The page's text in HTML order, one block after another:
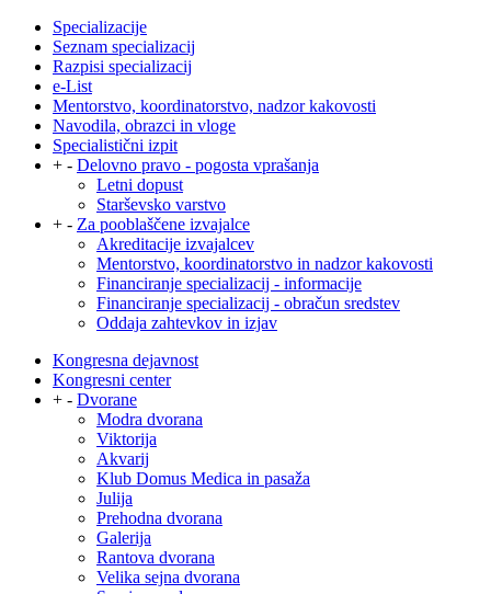
Specializacije
Seznam specializacij
Razpisi specializacij
e-List
Mentorstvo, koordinatorstvo, nadzor kakovosti
Navodila, obrazci in vloge
Specialistični izpit
+ - Delovno pravo - pogosta vprašanja
Letni dopust
Starševsko varstvo
+ - Za pooblaščene izvajalce
Akreditacije izvajalcev
Mentorstvo, koordinatorstvo in nadzor kakovosti
Financiranje specializacij - informacije
Financiranje specializacij - obračun sredstev
Oddaja zahtevkov in izjav
Kongresna dejavnost
Kongresni center
+ - Dvorane
Modra dvorana
Viktorija
Akvarij
Klub Domus Medica in pasaža
Julija
Prehodna dvorana
Galerija
Rantova dvorana
Velika sejna dvorana